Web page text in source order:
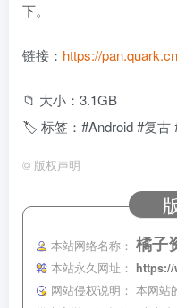
下。
链接： https://
📁 大小：3.1GB
🏷 标签：#Android #复古
© 版权声明
本站网络名称： 橘子
本站永久网址：
网站侵权说明： 本网站